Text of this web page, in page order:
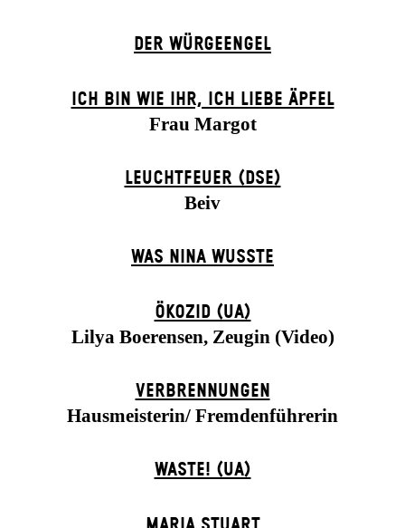
DER WÜR­GE­ENG­EL
ICH BIN WIE IHR, ICH LIEBE ÄPFEL
Frau Margot
LEUCHTFEUER (DSE)
Beiv
WAS NINA WUSSTE
ÖKOZID (UA)
Lilya Boerensen, Zeugin (Video)
VERBRENNUNGEN
Hausmeisterin/ Fremdenführerin
WASTE! (UA)